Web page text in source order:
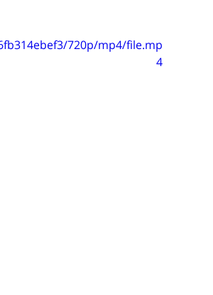
720p/mp4/file.mp
4